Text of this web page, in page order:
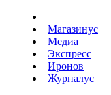
Магазинус
Медиа
Экспресс
Иронов
Журналус